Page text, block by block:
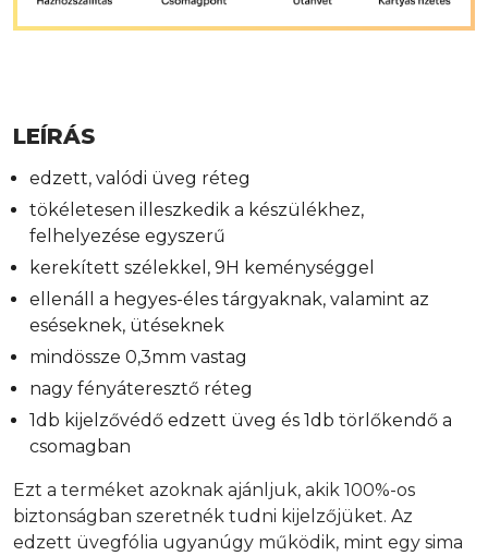
LEÍRÁS
edzett, valódi üveg réteg
tökéletesen illeszkedik a készülékhez,
felhelyezése egyszerű
kerekített szélekkel, 9H keménységgel
ellenáll a hegyes-éles tárgyaknak, valamint az
eséseknek, ütéseknek
mindössze 0,3mm vastag
nagy fényáteresztő réteg
1db kijelzővédő edzett üveg és 1db törlőkendő a
csomagban
Ezt a terméket azoknak ajánljuk, akik 100%-os
biztonságban szeretnék tudni kijelzőjüket. Az
edzett üvegfólia ugyanúgy működik, mint egy sima